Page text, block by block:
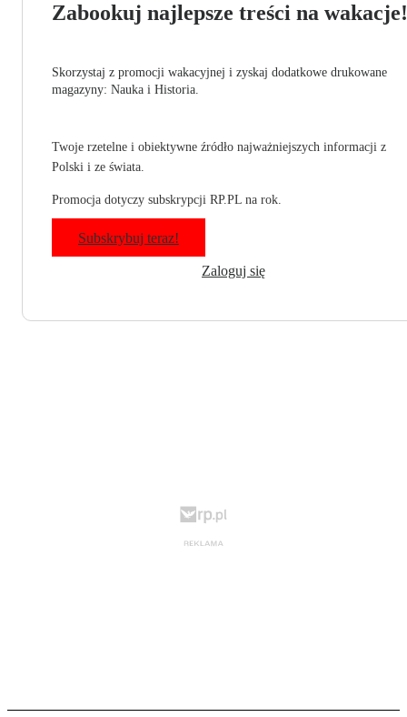
Zabookuj najlepsze treści na wakacje!
Skorzystaj z promocji wakacyjnej i zyskaj dodatkowe drukowane
magazyny: Nauka i Historia.
Twoje rzetelne i obiektywne źródło najważniejszych informacji z
Polski i ze świata.
Promocja dotyczy subskrypcji RP.PL na rok.
Subskrybuj teraz!
Zaloguj się